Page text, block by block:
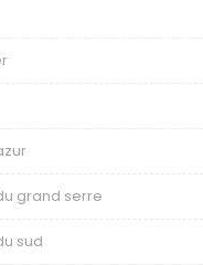
grand serre
sud